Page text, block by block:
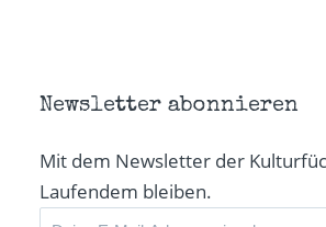
Newsletter abonnieren
Mit dem Newsletter der
Laufendem bleiben.